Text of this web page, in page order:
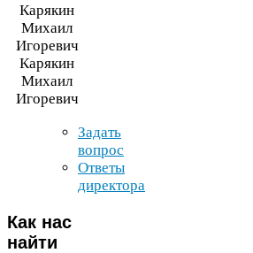
Карякин
Михаил
Игоревич
Задать
вопрос
Ответы
директора
Как нас
найти